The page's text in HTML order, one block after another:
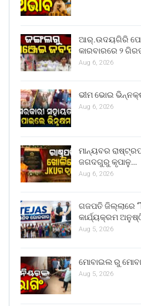
ଆର୍.ଉଦୟଗିରି
କାରବାରରେ ୨
Aug 6, 2026
ଭୀମ ଭୋଇ
Aug 6, 2026
ମାନ୍ୟବର
ଜଗଦଗୁରୁ କୃପାଳୁ…
Aug 6, 2026
ଗଜପତି ଜିଲ୍ଲାରେ
କାର୍ଯ୍ୟକ୍ରମ
Aug 5, 2026
ମୋବାଇଲ ରୁ
Aug 5, 2026